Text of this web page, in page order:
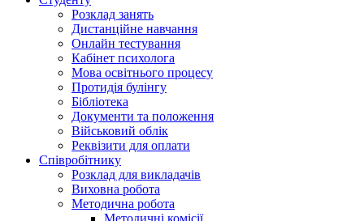
Розклад занять
Дистанційне навчання
Онлайн тестування
Кабінет психолога
Мова освітнього процесу
Протидія булінгу
Бібліотека
Документи та положення
Військовий облік
Реквізити для оплати
Співробітнику
Розклад для викладачів
Виховна робота
Методична робота
Методичні комісії